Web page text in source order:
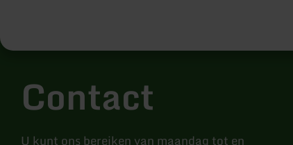
Contact
U kunt ons bereiken van maandag tot en